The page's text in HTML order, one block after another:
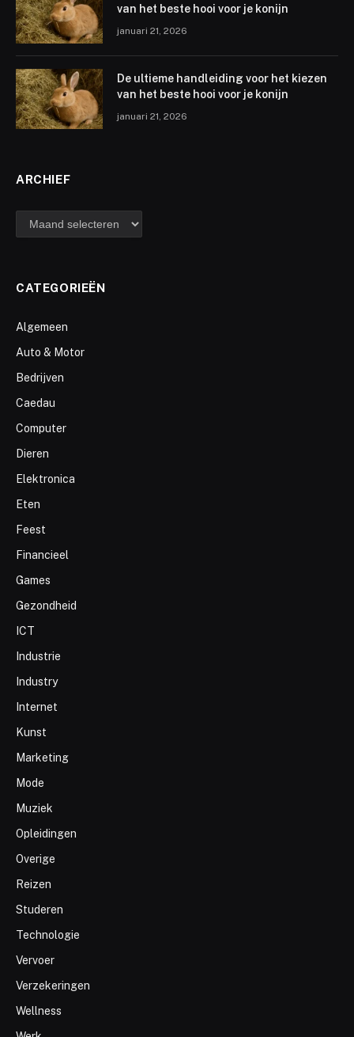
van het beste hooi voor je konijn
januari 21, 2026
De ultieme handleiding voor het kiezen
van het beste hooi voor je konijn
januari 21, 2026
ARCHIEF
archief
CATEGORIEËN
Algemeen
Auto & Motor
Bedrijven
Caedau
Computer
Dieren
Elektronica
Eten
Feest
Financieel
Games
Gezondheid
ICT
Industrie
Industry
Internet
Kunst
Marketing
Mode
Muziek
Opleidingen
Overige
Reizen
Studeren
Technologie
Vervoer
Verzekeringen
Wellness